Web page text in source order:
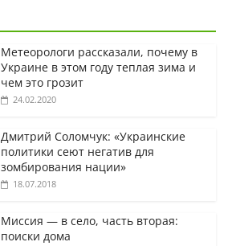
Метеорологи рассказали, почему в
Украине в этом году теплая зима и
чем это грозит
24.02.2020
Дмитрий Соломчук: «Украинские
политики сеют негатив для
зомбирования нации»
18.07.2018
Миссия — в село, часть вторая:
поиски дома